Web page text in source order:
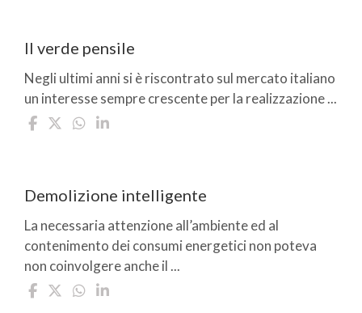
Il verde pensile
Negli ultimi anni si è riscontrato sul mercato italiano
un interesse sempre crescente per la realizzazione ...
Demolizione intelligente
La necessaria attenzione all’ambiente ed al
contenimento dei consumi energetici non poteva
non coinvolgere anche il ...